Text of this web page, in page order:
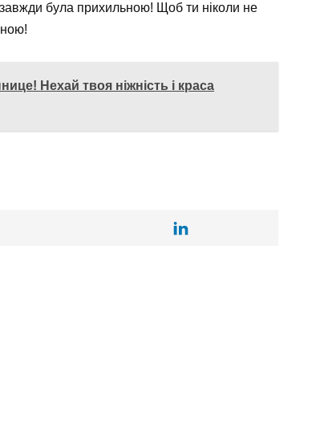
завжди була прихильною! Щоб ти ніколи не
Нехай твоя ніжність і краса